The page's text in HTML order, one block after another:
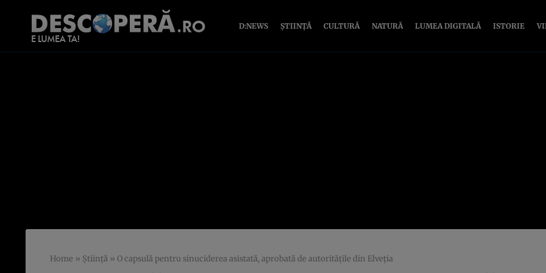
D:NEWS ȘTIINȚĂ CULTURĂ NATURĂ LUMEA DIGITALĂ ISTORIE
Home » Știință » O capsulă pentru sinuciderea asistată, aprobată de autoritățile din Elveția